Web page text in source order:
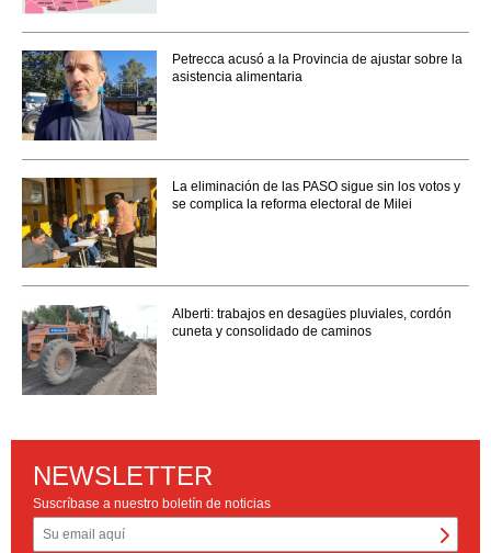
Petrecca acusó a la Provincia de ajustar sobre la
asistencia alimentaria
La eliminación de las PASO sigue sin los votos y
se complica la reforma electoral de Milei
Alberti: trabajos en desagües pluviales, cordón
cuneta y consolidado de caminos
NEWSLETTER
Suscríbase a nuestro boletín de noticias